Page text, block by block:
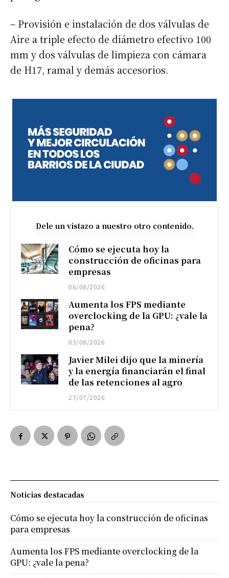
– Provisión e instalación de dos válvulas de
Aire a triple efecto de diámetro efectivo 100
mm y dos válvulas de limpieza con cámara
de H17, ramal y demás accesorios.
Dele un vistazo a nuestro otro contenido.
Cómo se ejecuta hoy la
construcción de oficinas para
empresas
06/08/2026
Aumenta los FPS mediante
overclocking de la GPU: ¿vale la
pena?
03/08/2026
Javier Milei dijo que la minería
y la energía financiarán el final
de las retenciones al agro
27/07/2026
Noticias destacadas
Cómo se ejecuta hoy la construcción de oficinas
para empresas
Aumenta los FPS mediante overclocking de la
GPU: ¿vale la pena?